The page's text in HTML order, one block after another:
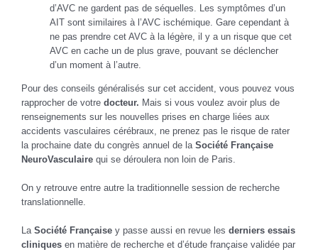
d’AVC ne gardent pas de séquelles. Les symptômes d’un
AIT sont similaires à l’AVC ischémique. Gare cependant à
ne pas prendre cet AVC à la légère, il y a un risque que cet
AVC en cache un de plus grave, pouvant se déclencher
d’un moment à l’autre.
Pour des conseils généralisés sur cet accident, vous pouvez vous
rapprocher de votre docteur. Mais si vous voulez avoir plus de
renseignements sur les nouvelles prises en charge liées aux
accidents vasculaires cérébraux, ne prenez pas le risque de rater
la prochaine date du congrès annuel de la Société Française
NeuroVasculaire qui se déroulera non loin de Paris.
On y retrouve entre autre la traditionnelle session de recherche
translationnelle.
La Société Française y passe aussi en revue les derniers essais
cliniques en matière de recherche et d’étude française validée par